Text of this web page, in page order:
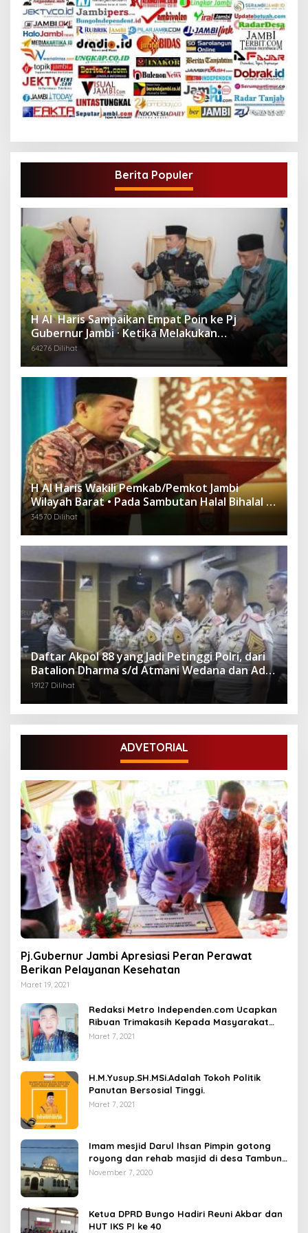
Berita Populer
H Al Haris Sampaikan Empat Poin ke Pj
Gubernur Jambi · Ketika Melakukan
Kunjungan Kerja ke Merangin
64276 Dilihat
H Al Haris Wakili Pemkab/Pemkot Jambi
Wilayah Barat • Pada Sambutan Halal Bihalal di
Gubernuran
34570 Dilihat
Daftar Akpol 88 yang Jadi Petinggi Polri, dari
Batalion Dharma s/d Atmani Wedana dan Adhi
Pradana
19127 Dilihat
ADVETORIAL
Pj.Gubernur Jambi Apresiasi Peran Perawat
Berikan Pelayanan Kesehatan
Maret 19, 2021
Redaksi Metro Independen.com Ucapkan
Ribuan Trimakasih Kepada Masyarakat
Pengunjung Dan Pembaca.
Maret 7, 2021
H.M.Yusup.SH.MSi.Adalah Tokoh Politik
Panutan Bersosial Tinggi.
Maret 7, 2021
Imam mesjid Darul Ihsan Pimpin gotong
royong dan rehab masjid di desa Tambun
Arang Kecamatan Sumay, kabupaten tebo
November 7, 2020
Ketua DPRD Bungo Hadiri Reuni Akbar dan
HUT IKS PI ke 40